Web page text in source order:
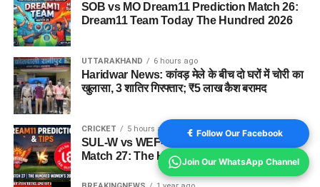
SOB vs MO Dream11 Prediction Match 26:
Dream11 Team Today The Hundred 2026
UTTARAKHAND 6 hours ago
Haridwar News: कांवड़ मेले के बीच दो घरों में चोरी का
खुलासा, 3 शातिर गिरफ्तार; ₹5 लाख कैश बरामद
CRICKET 5 hours ago
SUL-W vs WEF-W Dream11 Prediction
Match 27: The Hundred Women 2026
Follow Our Facebook
Join Our WhatsApp Channel